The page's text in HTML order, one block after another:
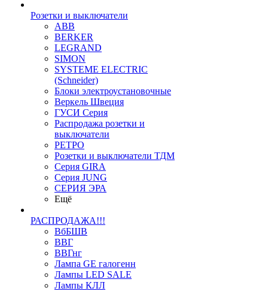
Розетки и выключатели
ABB
BERKER
LEGRAND
SIMON
SYSTEME ELECTRIC
(Schneider)
Блоки электроустановочные
Веркель Швеция
ГУСИ Серия
Распродажа розетки и
выключатели
РЕТРО
Розетки и выключатели ТДМ
Серия GIRA
Серия JUNG
СЕРИЯ ЭРА
Ещё
РАСПРОДАЖА!!!
ВбБШВ
ВВГ
ВВГнг
Лампа GE галогенн
Лампы LED SALE
Лампы КЛЛ